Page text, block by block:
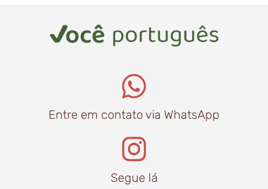
Entre em contato via WhatsApp
Segue lá